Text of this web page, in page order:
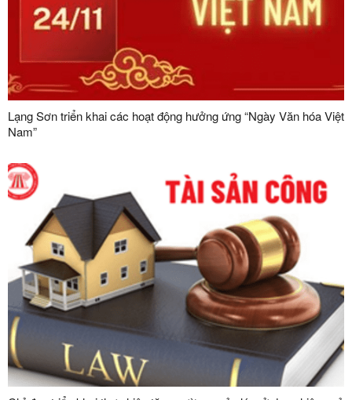
Lạng Sơn triển khai các hoạt động hưởng ứng “Ngày Văn hóa Việt
Nam”